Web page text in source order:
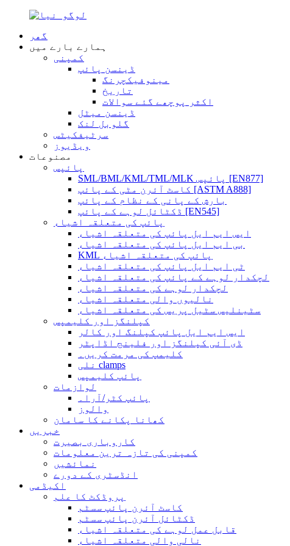
گھر
ہمارے بارے میں
کمپنی
ڈینسن پائپ
مینوفیکچرنگ
تاریخ
اکثر پوچھے گئے سوالات
ڈینسن میٹل
گلوبل لنک
سرٹیفکیٹس
ویڈیوز
مصنوعات
پائپس
SML/BML/KML/TML/MLK پائپس [EN877]
کاسٹ آئرن مٹی کے پائپ [ASTM A888]
بارش کے پانی کے نظام کے پائپ
ڈکٹائل لوہے کے پائپ [EN545]
پائپ کی متعلقہ اشیاء
ایس ایم ایل پائپ کی متعلقہ اشیاء
بی ایم ایل پائپ کی متعلقہ اشیاء
KML پائپ کی متعلقہ اشیاء
ٹی ایم ایل پائپ کی متعلقہ اشیاء
لچکدار لوہے کے پائپ کی متعلقہ اشیاء
لچکدار لوہے کی متعلقہ اشیاء
نالیوں والی متعلقہ اشیاء
سٹینلیس سٹیل پریس کی متعلقہ اشیاء
کپلنگز اور کلیمپس
ایس ایم ایل پائپ کپلنگ اور کالر
ڈی آئی کپلنگز اور فلینج اڈاپٹر
کلیمپ کی مرمت کریں۔
نلی clamps
پائپ کلیمپس
لوازمات
پائپ کٹر/آرا۔
والوز
کھانا پکانے کا سامان
خبریں
کاروباری بصیرت
کمپنی کی تازہ ترین معلومات
نمائشیں
انڈسٹری کے دورے
اکیڈمی
پروڈکٹ کا علم
کاسٹ آئرن پائپ سسٹم
ڈکٹائل آئرن پائپ سسٹم
قابل عمل لوہے کی متعلقہ اشیاء
نالی والی متعلقہ اشیاء